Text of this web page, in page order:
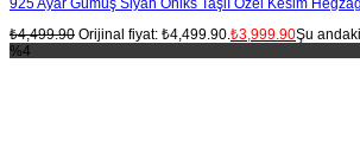
925 Ayar Gümüş Siyah Oniks Taşlı Özel Kesim
₺4,499.90 Orijinal fiyat: ₺4,499.90. ₺3,999.90Şu
%4